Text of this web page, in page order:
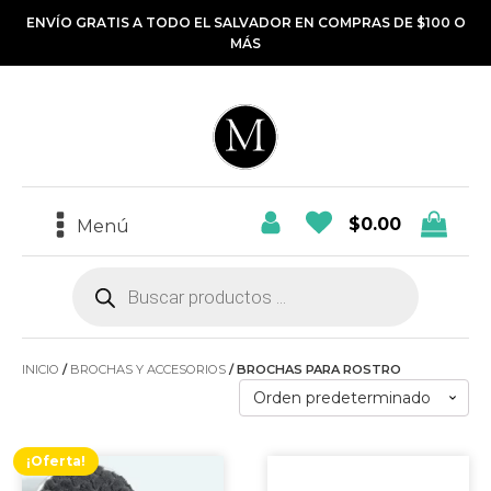
ENVÍO GRATIS A TODO EL SALVADOR EN COMPRAS DE $100 O
MÁS
Menú $0.00
Búsqueda
INICIO / BROCHAS Y ACCESORIOS / BROCHAS PARA ROSTRO
¡Oferta!